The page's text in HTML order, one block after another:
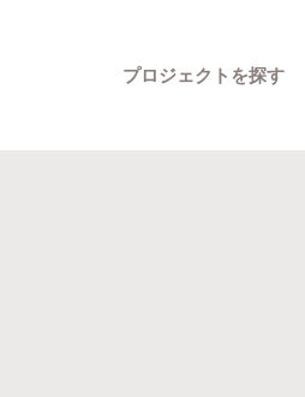
プロジェクトを探す